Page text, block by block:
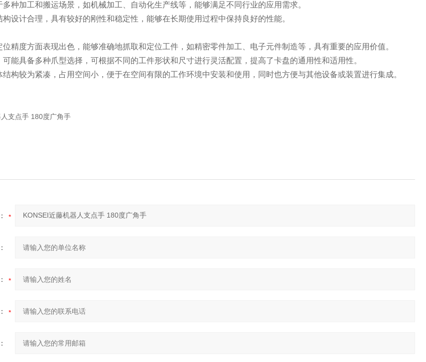
种加工和搬运场景，如机械加工、自动化生产线等，能够满足不同行业的应用需求。
设计合理，具有较好的刚性和稳定性，能够在长期使用过程中保持良好的性能。
精度方面表现出色，能够准确地抓取和定位工件，如精密零件加工、电子元件制造等，具有重要的应用价值。
可能具备多种爪型选择，可根据不同的工件形状和尺寸进行灵活配置，提高了卡盘的通用性和适用性。
结构较为紧凑，占用空间小，便于在空间有限的工作环境中安装和使用，同时也方便与其他设备或装置进行集成。